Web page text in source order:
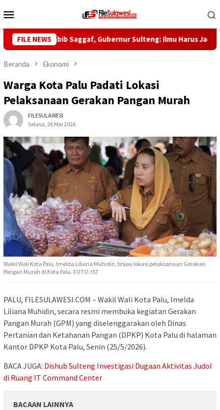
ke
Mobile
FILE NEWS
ke-5 Habib Saggaf, Gubernur Sulteng: Ilmu Harus Jadi
Beranda Ekonomi
Warga Kota Palu Padati Lokasi
Pelaksanaan Gerakan Pangan Murah
FILESULAWESI
Selasa, 26 Mei 2026
Wakil Wali Kota Palu, Imelda Liliana Muhidin, tinjau lokasi pelaksanaan Gerakan
Pangan Murah di Kota Palu. FOTO: IST
PALU, FILESULAWESI.COM – Wakil Wali Kota Palu, Imelda
Liliana Muhidin, secara resmi membuka kegiatan Gerakan
Pangan Murah (GPM) yang diselenggarakan oleh Dinas
Pertanian dan Ketahanan Pangan (DPKP) Kota Palu di halaman
Kantor DPKP Kota Palu, Senin (25/5/2026).
BACA JUGA: Dishub Sulteng Investigasi Dugaan Aktivitas Judol
di Ruang IT Command Center
BACAAN LAINNYA